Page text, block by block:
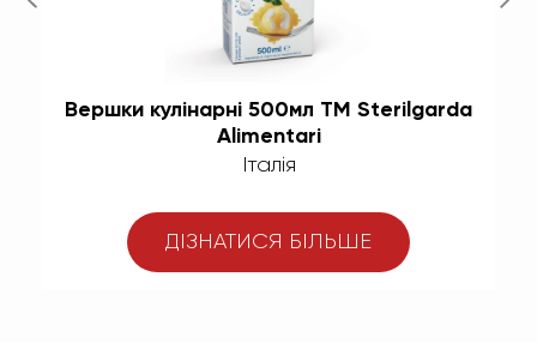
Вершки кулінарні 500мл ТМ Sterilgarda
Alimentari
Італія
ДІЗНАТИСЯ БІЛЬШЕ